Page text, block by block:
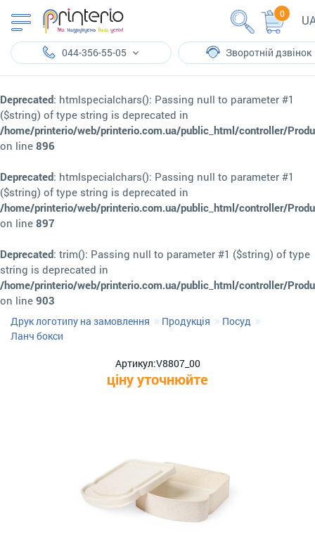
Deprecated: htmlspecialchars(): Passing null to parameter #1
($string) of type string is deprecated in
/home/printerio/web/printerio.com.ua/public_html/controller/
on line 896
Deprecated: htmlspecialchars(): Passing null to parameter #1
($string) of type string is deprecated in
/home/printerio/web/printerio.com.ua/public_html/controller/
on line 897
Deprecated: trim(): Passing null to parameter #1 ($string) of type
string is deprecated in
/home/printerio/web/printerio.com.ua/public_html/controller/
on line 903
0
044-356-55-05 Зворотній дзвінок
Друк логотипу на замовлення Продукція
Посуд
Ланч бокси
Артикул:V8807_00
ціну уточнюйте